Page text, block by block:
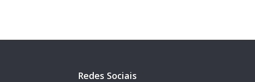
Redes Sociais